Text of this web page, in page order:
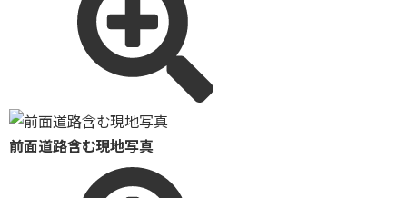
前面道路含む現地写真